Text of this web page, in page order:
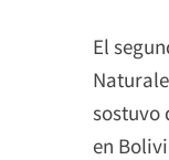
El
sostuvo
en